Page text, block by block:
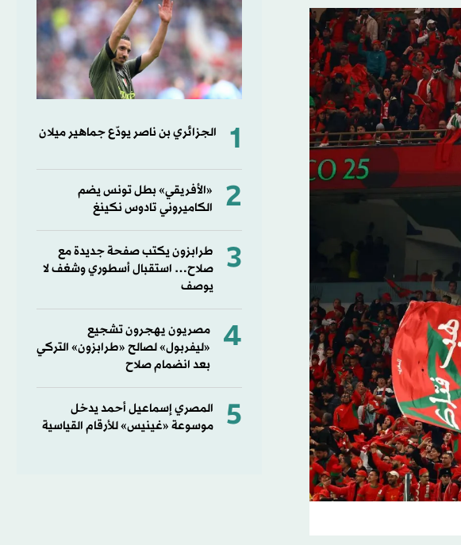
1 الجزائري بن ناصر يودّع جماهير ميلان
2
«الأفريقي» بطل تونس يضم
الكاميروني تادوس نكينغ
3
طرابزون يكتب صفحة جديدة مع
صلاح… استقبال أسطوري وشغف لا
يوصف
4
مصريون يهجرون تشجيع
«ليفربول» لصالح «طرابزون» التركي
بعد انضمام صلاح
5
المصري إسماعيل أحمد يدخل
موسوعة «غينيس» للأرقام القياسية